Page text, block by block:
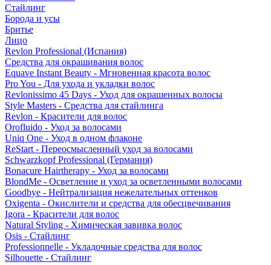
Стайлинг
Борода и усы
Бритье
Лицо
Revlon Professional (Испания)
Средства для окрашивания волос
Equave Instant Beauty - Мгновенная красота волос
Pro You - Для ухода и укладки волос
Revlonissimo 45 Days - Уход для окрашенных волосы
Style Masters - Средства для стайлинга
Revlon - Красители для волос
Orofluido - Уход за волосами
Uniq One - Уход в одном флаконе
ReStart - Переосмысленный уход за волосами
Schwarzkopf Professional (Германия)
Bonacure Hairtherapy - Уход за волосами
BlondMe - Осветление и уход за осветленными волосами
Goodbye - Нейтрализация нежелательных оттенков
Oxigenta - Окислители и средства для обесцвечивания
Igora - Красители для волос
Natural Styling - Химическая завивка волос
Osis - Стайлинг
Professionnelle - Укладочные средства для волос
Silhouette - Стайлинг